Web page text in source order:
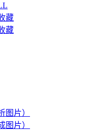
藏
藏
图片）
图片）